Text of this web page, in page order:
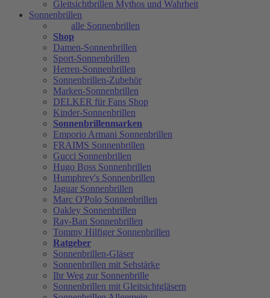
Gleitsichtbrillen Mythos und Wahrheit
Sonnenbrillen
alle Sonnenbrillen
Shop
Damen-Sonnenbrillen
Sport-Sonnenbrillen
Herren-Sonnenbrillen
Sonnenbrillen-Zubehör
Marken-Sonnenbrillen
DELKER für Fans Shop
Kinder-Sonnenbrillen
Sonnenbrillenmarken
Emporio Armani Sonnenbrillen
FRAIMS Sonnenbrillen
Gucci Sonnenbrillen
Hugo Boss Sonnenbrillen
Humphrey's Sonnenbrillen
Jaguar Sonnenbrillen
Marc O'Polo Sonnenbrillen
Oakley Sonnenbrillen
Ray-Ban Sonnenbrillen
Tommy Hilfiger Sonnenbrillen
Ratgeber
Sonnenbrillen-Gläser
Sonnenbrillen mit Sehstärke
Ihr Weg zur Sonnenbrille
Sonnenbrillen mit Gleitsichtgläsern